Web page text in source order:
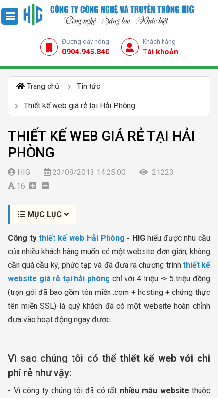
Đường dây nóng
0904.945.840
Khách hàng
Tài khoản
Trang chủ Tin tức
Thiết kế web giá rẻ tại Hải Phòng
THIẾT KẾ WEB GIÁ RẺ TẠI HẢI
PHÒNG
HIG 23/09/2013 14:25:00
21223
16
MỤC LỤC
Công ty thiết kế web Hải Phòng - HIG hiểu được nhu cầu
của nhiều khách hàng muốn có một website đơn giản, không
cần quá cầu kỳ, phức tạp và đã đưa ra chương trình thiết kế
website giá rẻ tại hải phòng chỉ với 4 triệu -> 5 triệu đồng
(trọn gói đã bao gồm tên miền .com + hosting + chứng thực
tên miền SSL) là quý khách đã có một website hoàn chỉnh
đưa vào hoạt động ngay được.
Vì sao chúng tôi có thểthiết kế web với chi
phí rẻ như vậy:
- Vì công ty chúng tôi đã có rất nhiều mẫu website thuộc